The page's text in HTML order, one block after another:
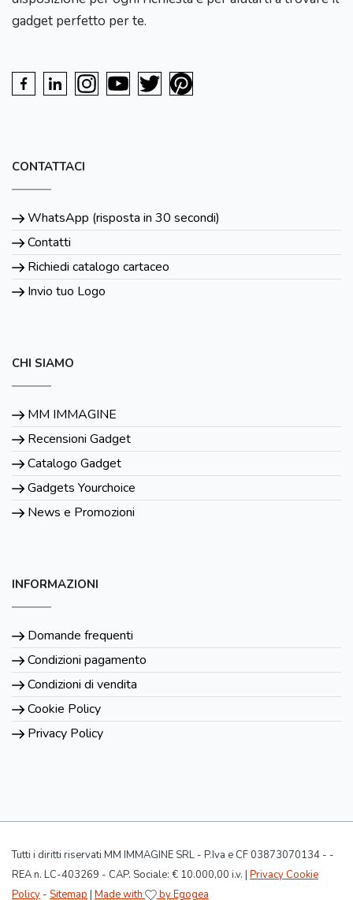
gadget perfetto per te.
CONTATTACI
WhatsApp (risposta in 30 secondi)
Contatti
Richiedi catalogo cartaceo
Invio tuo Logo
CHI SIAMO
MM IMMAGINE
Recensioni Gadget
Catalogo Gadget
Gadgets Yourchoice
News e Promozioni
INFORMAZIONI
Domande frequenti
Condizioni pagamento
Condizioni di vendita
Cookie Policy
Privacy Policy
Tutti i diritti riservati MM IMMAGINE SRL - P.Iva e CF 03873070134 - -
REA n. LC-403269 - CAP. Sociale: € 10.000,00 i.v. | Privacy Cookie
Policy - Sitemap | Made with by Egogea